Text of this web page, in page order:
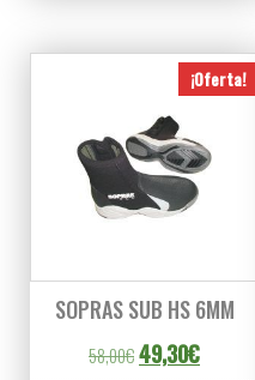
¡Oferta!
SOPRAS SUB HS 6MM
58,00€El precio
49,30€El